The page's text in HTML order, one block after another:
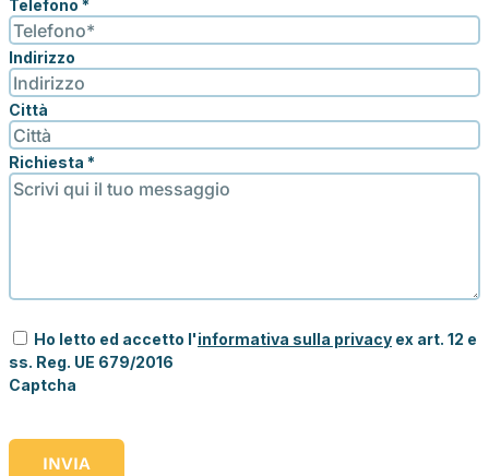
Telefono *
Indirizzo
Città
Richiesta *
Ho letto ed accetto l'informativa sulla privacy ex art. 12 e
ss. Reg. UE 679/2016
Captcha
INVIA